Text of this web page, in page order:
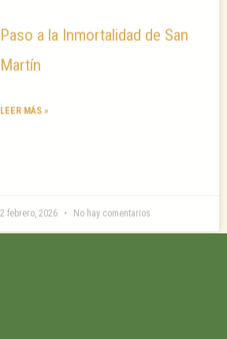
Paso a la Inmortalidad de San
Martín
LEER MÁS »
2 febrero, 2026 No hay comentarios